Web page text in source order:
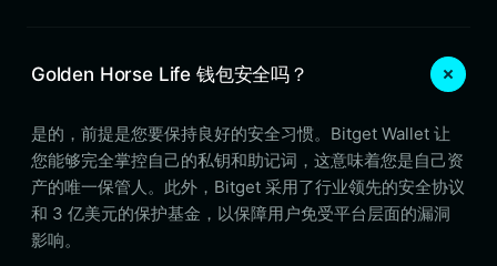
Golden Horse Life 钱包安全吗？
是的，前提是您要保持良好的安全习惯。Bitget Wallet 让
您能够完全掌控自己的私钥和助记词，这意味着您是自己资
产的唯一保管人。此外，Bitget 采用了行业领先的安全协议
和 3 亿美元的保护基金，以保障用户免受平台层面的漏洞
影响。